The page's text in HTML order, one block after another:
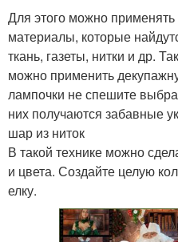
Для этого можно
материалы, которые
ткань, газеты, нитки и др.
можно применить
лампочки не спешите
них получаются забавные
шар из ниток
В такой технике можно
и цвета. Создайте целую
елку.